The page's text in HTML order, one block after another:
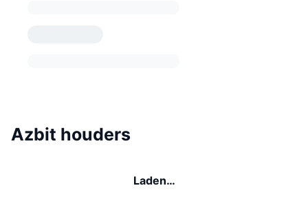
Azbit houders
Laden…